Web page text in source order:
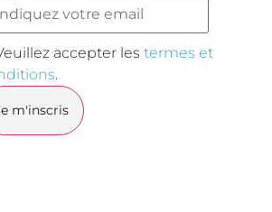
accepter les termes et
.